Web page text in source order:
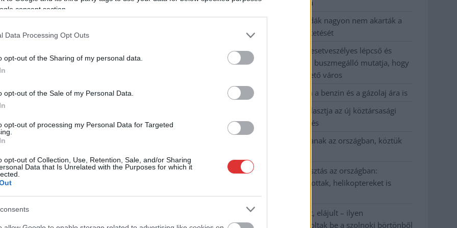
consent section.
Data Processing Opt Outs
opt-out of the Sharing of my personal data.
opt-out of the Sale of my Personal Data.
opt-out of processing my Personal Data for Targeted
opt-out of Collection, Use, Retention, Sale, and/or Sharing
Data that Is Unrelated with the Purposes for which it
köszönheti. Balog Zoltán bár lemondott a
és lelkész – ezúttal a jászberényi református
TOVÁBB OLVASOM
,
pedofilbotrány miatt
kevesebbet vittek haza
A Szolnok megyei gazdák nagyon nem akarták a
JÉGER további üzemeltetését
Csendélet 5.0: alig balesetveszélyes lépcső és
remek állapotban levő buszmegálló mutatja, hogy
Szolnok mennyire élhető város
Pénteken újra csökken a benzin és a gázolaj ára is
Napokon belül megválasztja az új köztársasági
elnököt az Országgyűlés
Kiterjedt tüzek pusztítanak az országban, köztük
Harmadfokú hőségriasztás az országban:
Szolnokon klímát javítottak, helikoptereket is
bevetettek a tüzeknél
A zárkában rosszul lett, elájult – ilyen
körülményekről számoltak be a szolnoki börtönből